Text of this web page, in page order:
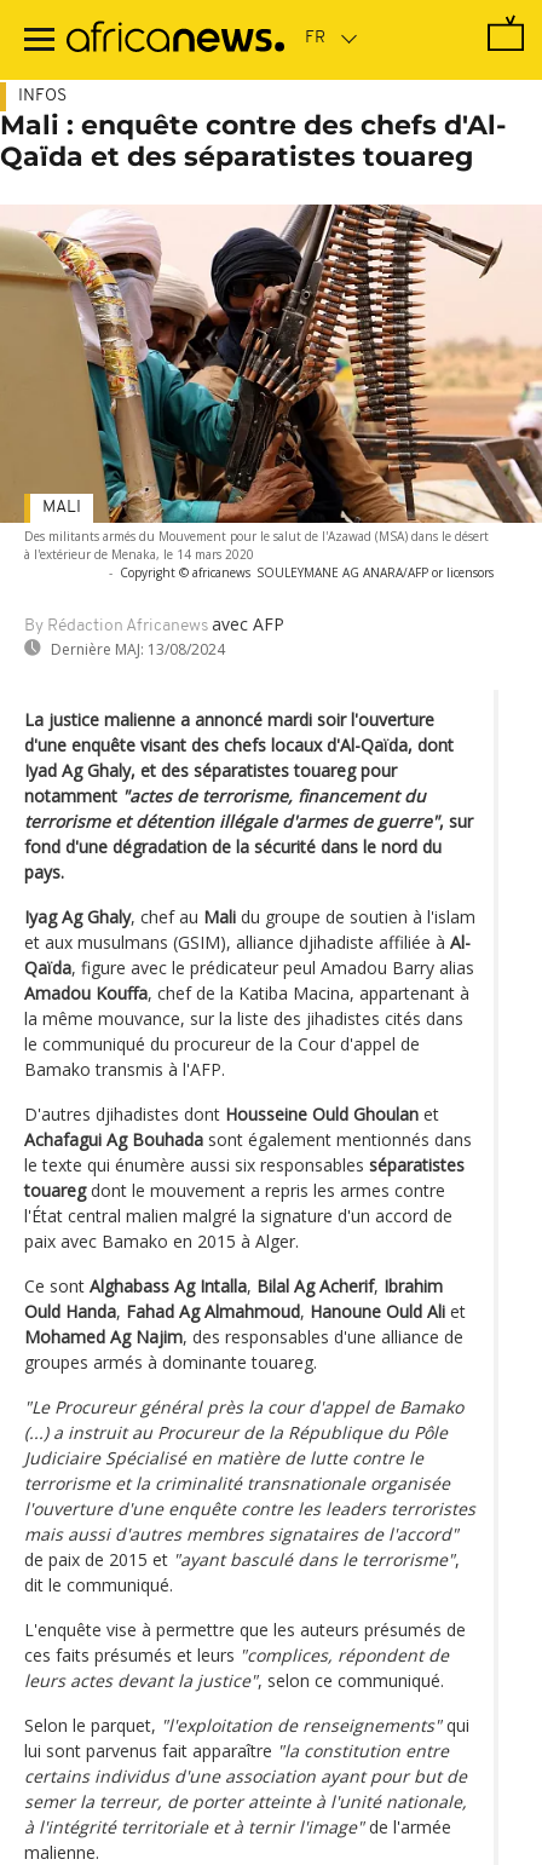
contenu
INFOS
Mali : enquête contre des chefs d'Al-
Qaïda et des séparatistes touareg
Des militants armés du Mouvement pour le salut de l'Azawad (MSA) dans le désert
à l'extérieur de Menaka, le 14 mars 2020
- Copyright © africanews SOULEYMANE AG ANARA/AFP or licensors
By Rédaction Africanews avec AFP
Dernière MAJ: 13/08/2024
MALI
La justice malienne a annoncé mardi soir l'ouverture
d'une enquête visant des chefs locaux d'Al-Qaïda, dont
Iyad Ag Ghaly, et des séparatistes touareg pour
notamment "actes de terrorisme, financement du
terrorisme et détention illégale d'armes de guerre", sur
fond d'une dégradation de la sécurité dans le nord du
pays.
Iyag Ag Ghaly, chef au Mali du groupe de soutien à l'islam
et aux musulmans (GSIM), alliance djihadiste affiliée à Al-
Qaïda, figure avec le prédicateur peul Amadou Barry alias
Amadou Kouffa, chef de la Katiba Macina, appartenant à
la même mouvance, sur la liste des jihadistes cités dans
le communiqué du procureur de la Cour d'appel de
Bamako transmis à l'AFP.
D'autres djihadistes dont Housseine Ould Ghoulan et
Achafagui Ag Bouhada sont également mentionnés dans
le texte qui énumère aussi six responsables séparatistes
touaregdont le mouvement a repris les armes contre
l'État central malien malgré la signature d'un accord de
paix avec Bamako en 2015 à Alger.
Ce sont Alghabass Ag Intalla, Bilal Ag Acherif, Ibrahim
Ould Handa, Fahad Ag Almahmoud, Hanoune Ould Ali et
Mohamed Ag Najim, des responsables d'une alliance de
groupes armés à dominante touareg.
"Le Procureur général près la cour d'appel de Bamako
(...) a instruit au Procureur de la République du Pôle
Judiciaire Spécialisé en matière de lutte contre le
terrorisme et la criminalité transnationale organisée
l'ouverture d'une enquête contre les leaders terroristes
mais aussi d'autres membres signataires de l'accord"
de paix de 2015 et "ayant basculé dans le terrorisme",
dit le communiqué.
L'enquête vise à permettre que les auteurs présumés de
ces faits présumés et leurs "complices, répondent de
leurs actes devant la justice", selon ce communiqué.
Selon le parquet, "l'exploitation de renseignements"qui
lui sont parvenus fait apparaître "la constitution entre
certains individus d'une association ayant pour but de
semer la terreur, de porter atteinte à l'unité nationale,
à l'intégrité territoriale et à ternir l'image"de l'armée
malienne.